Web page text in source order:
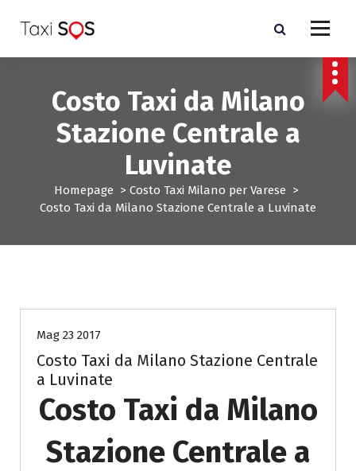
a
Costo Taxi da Milano
Stazione Centrale a
Luvinate
Homepage > Costo Taxi Milano per Varese >
Costo Taxi da Milano Stazione Centrale a Luvinate
Mag 23 2017
Costo Taxi da Milano Stazione Centrale
a Luvinate
Costo Taxi da Milano
Stazione Centrale a